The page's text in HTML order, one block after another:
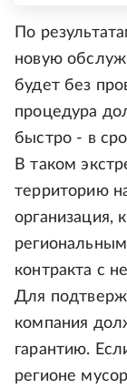
По
новую
будет без
процедура
быстро - в
В таком
территорию
организация,
контракта с
Для
компания
гарантию.
регионе